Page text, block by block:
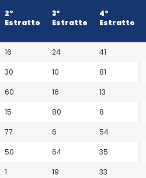
2°
Estratto
3°
Estratto
4°
Estratto
16 24
41
30 10
81
60 16
13
15 80
8
77 6
54
50 64
35
1 19
33